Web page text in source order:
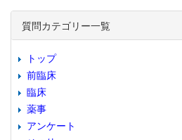
質問カテゴリー一覧
トップ
前臨床
臨床
薬事
アンケート